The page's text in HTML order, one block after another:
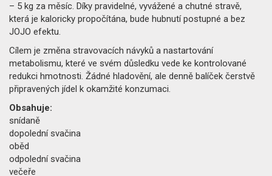
– 5 kg za měsíc. Díky pravidelné, vyvážené a chutné stravě,
která je kaloricky propočítána, bude hubnutí postupné a bez
JOJO efektu.
Cílem je změna stravovacích návyků a nastartování
metabolismu, které ve svém důsledku vede ke kontrolované
redukci hmotnosti. Žádné hladovění, ale denně balíček čerstvě
připravených jídel k okamžité konzumaci.
Obsahuje:
snídaně
dopolední svačina
oběd
odpolední svačina
večeře